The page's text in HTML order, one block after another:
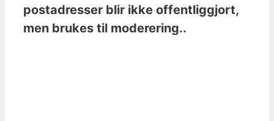
postadresser blir ikke offentliggjort,
men brukes til moderering..